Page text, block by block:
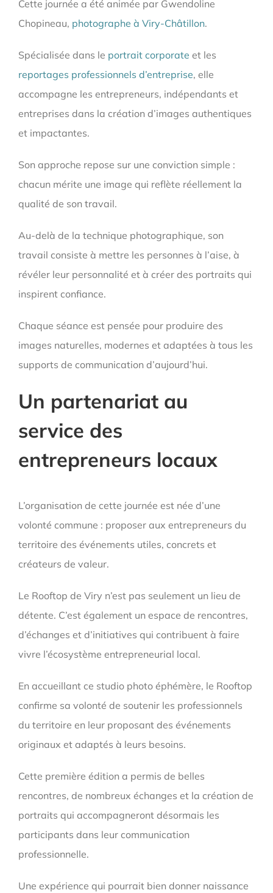
Cette journée a été animée par Gwendoline
Chopineau, photographe à Viry-Châtillon.
Spécialisée dans le portrait corporate et les
reportages professionnels d’entreprise, elle
accompagne les entrepreneurs, indépendants et
entreprises dans la création d’images authentiques
et impactantes.
Son approche repose sur une conviction simple :
chacun mérite une image qui reflète réellement la
qualité de son travail.
Au-delà de la technique photographique, son
travail consiste à mettre les personnes à l’aise, à
révéler leur personnalité et à créer des portraits qui
inspirent confiance.
Chaque séance est pensée pour produire des
images naturelles, modernes et adaptées à tous les
supports de communication d’aujourd’hui.
Un partenariat au
service des
entrepreneurs locaux
L’organisation de cette journée est née d’une
volonté commune : proposer aux entrepreneurs du
territoire des événements utiles, concrets et
créateurs de valeur.
Le Rooftop de Viry n’est pas seulement un lieu de
détente. C’est également un espace de rencontres,
d’échanges et d’initiatives qui contribuent à faire
vivre l’écosystème entrepreneurial local.
En accueillant ce studio photo éphémère, le Rooftop
confirme sa volonté de soutenir les professionnels
du territoire en leur proposant des événements
originaux et adaptés à leurs besoins.
Cette première édition a permis de belles
rencontres, de nombreux échanges et la création de
portraits qui accompagneront désormais les
participants dans leur communication
professionnelle.
Une expérience qui pourrait bien donner naissance